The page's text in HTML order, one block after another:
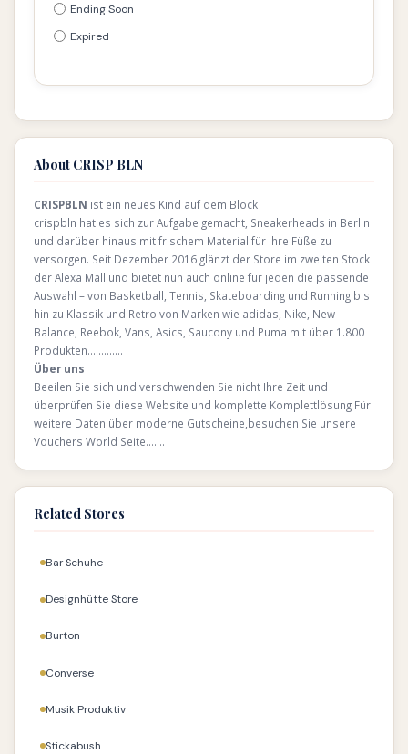
Ending Soon
Expired
About CRISP BLN
CRISPBLN ist ein neues Kind auf dem Block
crispbln hat es sich zur Aufgabe gemacht, Sneakerheads in Berlin
und darüber hinaus mit frischem Material für ihre Füße zu
versorgen. Seit Dezember 2016 glänzt der Store im zweiten Stock
der Alexa Mall und bietet nun auch online für jeden die passende
Auswahl – von Basketball, Tennis, Skateboarding und Running bis
hin zu Klassik und Retro von Marken wie adidas, Nike, New
Balance, Reebok, Vans, Asics, Saucony und Puma mit über 1.800
Produkten………….
Über uns
Beeilen Sie sich und verschwenden Sie nicht Ihre Zeit und
überprüfen Sie diese Website und komplette Komplettlösung Für
weitere Daten über moderne Gutscheine,besuchen Sie unsere
Vouchers World Seite…….
Related Stores
Bar Schuhe
Designhütte Store
Burton
Converse
Musik Produktiv
Stickabush